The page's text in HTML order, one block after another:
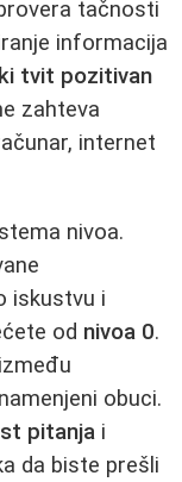
tačnosti
informacija
tvit pozitivan
zahteva
internet
nivoa.
iskustvu i
od nivoa 0.
obuci.
pitanja i
da biste prešli